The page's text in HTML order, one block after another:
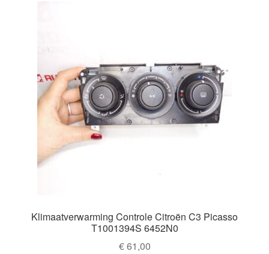
Klimaatverwarming Controle Citroën C3 Picasso
T1001394S 6452N0
€61,00